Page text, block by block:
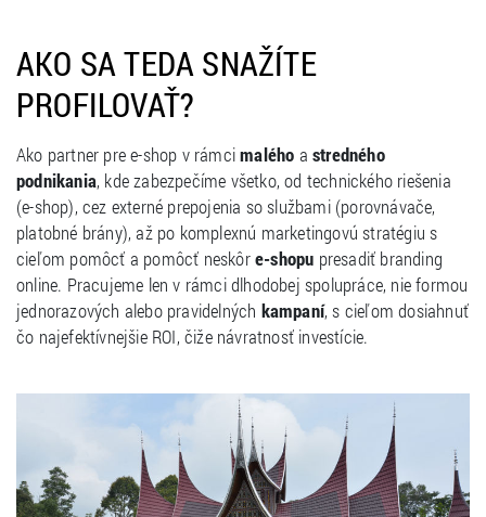
AKO SA TEDA SNAŽÍTE
PROFILOVAŤ?
Ako partner pre e-shop v rámcimalého a stredného
podnikania, kde zabezpečíme všetko, od technického riešenia
(e-shop), cez externé prepojenia so službami (porovnávače,
platobné brány), až po komplexnú marketingovú stratégiu s
cieľom pomôcť a pomôcť neskôre-shopu presadiť branding
online. Pracujeme len v rámci dlhodobej spolupráce, nie formou
jednorazových alebo pravidelných kampaní, s cieľom dosiahnuť
čo najefektívnejšie ROI, čiže návratnosť investície.